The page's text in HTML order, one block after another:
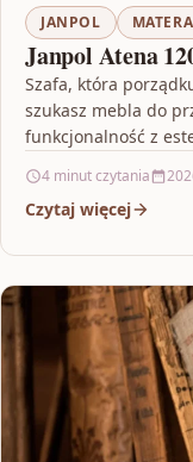
JANPOL
Janpol Atena
Szafa, która
szukasz mebla do
funkcjonalność z
4 minut czytania
Czytaj więcej